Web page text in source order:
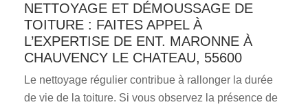
NETTOYAGE ET DÉMOUSSAGE DE
TOITURE : FAITES APPEL À
L’EXPERTISE DE ENT. MARONNE À
CHAUVENCY LE CHATEAU, 55600
Le nettoyage régulier contribue à rallonger la durée
de vie de la toiture. Si vous observez la présence de